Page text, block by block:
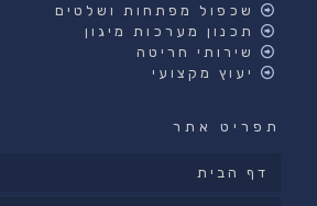
שכפול מפתחות ושלטים
תכנון מערכות מיגון
שירותי חריטה
יעוץ מקצועי
תפריט אתר
דף הבית